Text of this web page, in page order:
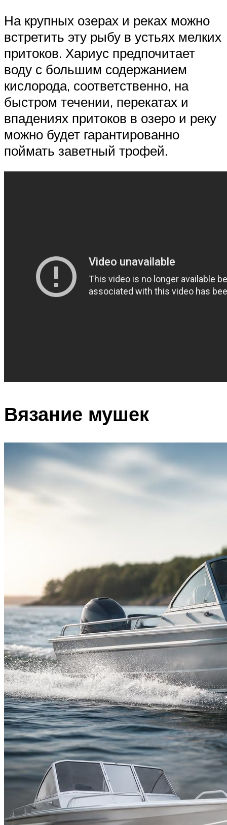
На крупных озерах и реках можно
встретить эту рыбу в устьях мелких
притоков. Хариус предпочитает
воду с большим содержанием
кислорода, соответственно, на
быстром течении, перекатах и
впадениях притоков в озеро и реку
можно будет гарантированно
поймать заветный трофей.
Вязание мушек